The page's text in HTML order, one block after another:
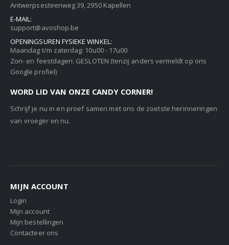
Antwerpsesteenweg 39, 2950 Kapellen
E-MAIL:
support@avoshop.be
OPENINGSUREN FYSIEKE WINKEL:
Maandag t/m zaterdag: 10u00 - 17u00
Zon- en feestdagen: GESLOTEN (tenzij anders vermeldt op ons
Google profiel)
WORD LID VAN ONZE CANDY CORNER!
Schrijf je nu in en proef samen met ons de zoetste herinneringen
van vroeger en nu.
MIJN ACCOUNT
Login
Mijn account
Mijn bestellingen
Contacteer ons